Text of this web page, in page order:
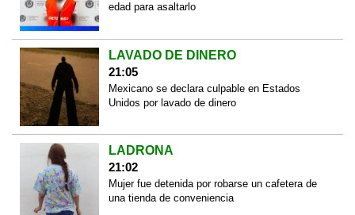
edad para asaltarlo
LAVADO DE DINERO
21:05
Mexicano se declara culpable en Estados
Unidos por lavado de dinero
LADRONA
21:02
Mujer fue detenida por robarse un cafetera de
una tienda de conveniencia